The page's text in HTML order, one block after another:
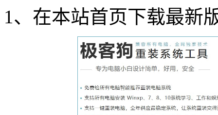
1、在本站首页下载最新